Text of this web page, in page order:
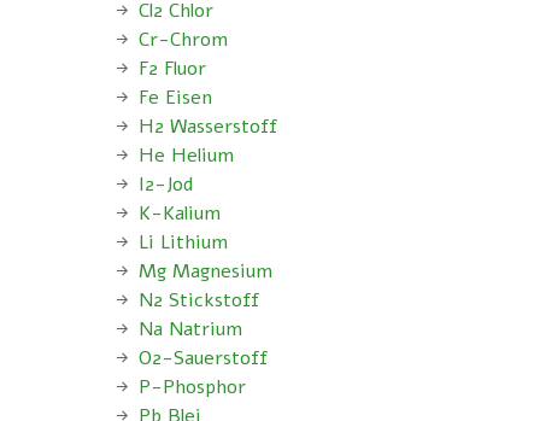
Cl2 Chlor
Cr-Chrom
F2 Fluor
Fe Eisen
H2 Wasserstoff
He Helium
I2-Jod
K-Kalium
Li Lithium
Mg Magnesium
N2 Stickstoff
Na Natrium
O2-Sauerstoff
P-Phosphor